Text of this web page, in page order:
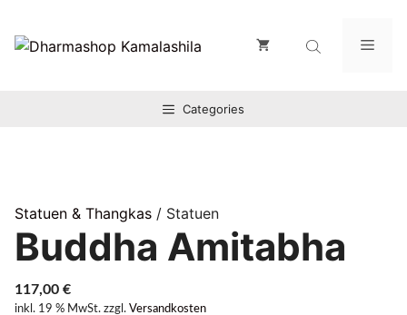
Inhalt
springen
Categories
Statuen & Thangkas / Statuen
Buddha Amitabha
117,00 €
inkl. 19 % MwSt. zzgl. Versandkosten